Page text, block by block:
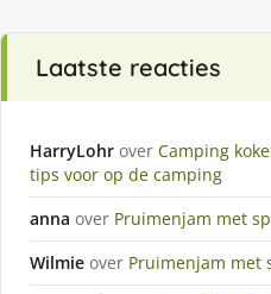
Laatste reacties
HarryLohr over Camping
tips voor op de camping
anna over Pruimenjam met
Wilmie over Pruimenjam met